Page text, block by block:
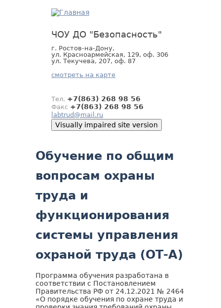
ЧОУ ДО "Безопасность"
г. Ростов-на-Дону,
ул. Красноармейская, 129, оф. 306
ул. Текучева, 207, оф. 87
смотреть на карте
Тел. +7(863) 268 98 56
Факс +7(863) 268 98 56
labtrud@mail.ru
Back
to
Обучение по общим
вопросам охраны
труда и
функционирования
системы управления
охраной труда (ОТ-А)
Программа обучения разработана в
соответствии с Постановлением
Правительства РФ от 24.12.2021 № 2464
«О порядке обучения по охране труда и